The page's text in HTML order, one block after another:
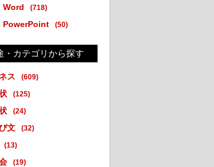
Word (718)
PowerPoint (50)
・カテゴリから探す
ス (609)
(125)
(24)
文 (32)
(13)
(19)